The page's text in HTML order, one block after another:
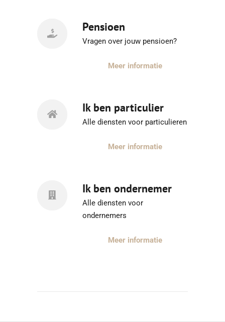
Pensioen
Vragen over jouw pensioen?
Meer informatie
Ik ben particulier
Alle diensten voor particulieren
Meer informatie
Ik ben ondernemer
Alle diensten voor
ondernemers
Meer informatie